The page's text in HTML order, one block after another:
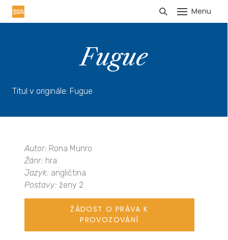
Menu
Fugue
Titul v originále: Fugue
Autor: Rona Munro
Žánr: hra
Jazyk: angličtina
Postavy: ženy 2
ŽÁDOST O PRÁVA K
PROVOZOVÁNÍ